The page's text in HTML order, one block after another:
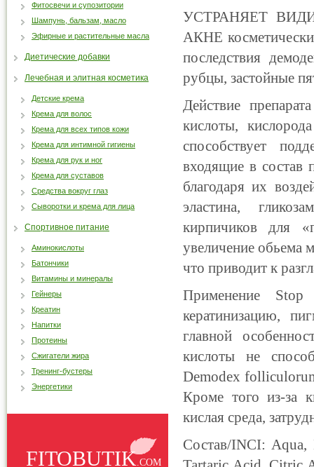
УСТРАНЯЕТ
АКНЕ
последствия
рубцы, застойные
Действие
кислоты,
способствует
входящие в состав
благодаря их
эластина,
кирпичиков для
увеличение обьема
что приводит к
Применение
кератинизацию,
главной
кислоты не
Demodex
Кроме того из-за
кислая среда,
Состав/INCI:
Фитосвечи и супозитории
Шампунь, бальзам, масло
Эфирные и растительные масла
Диетические добавки
Лечебная и элитная косметика
Детские крема
Крема для волос
Крема для всех типов кожи
Крема для интимной гигиены
Крема для рук и ног
Крема для суставов
Средства вокруг глаз
Сыворотки и крема для лица
Спортивное питание
Аминокислоты
Батончики
Витамины и минералы
Гейнеры
Креатин
Напитки
Протеины
Сжигатели жира
Тренинг-бустеры
Энергетики
FITOBUTIK.COM